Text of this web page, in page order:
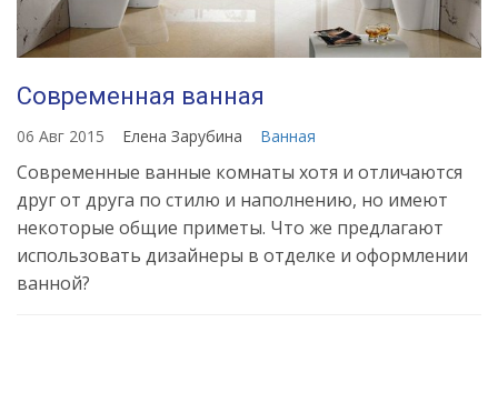
Современная ванная
06 Авг 2015 Елена Зарубина Ванная
Современные ванные комнаты хотя и отличаются
друг от друга по стилю и наполнению, но имеют
некоторые общие приметы. Что же предлагают
использовать дизайнеры в отделке и оформлении
ванной?